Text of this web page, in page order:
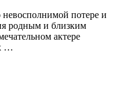
невосполнимой потере и
родным и близким
актере
…